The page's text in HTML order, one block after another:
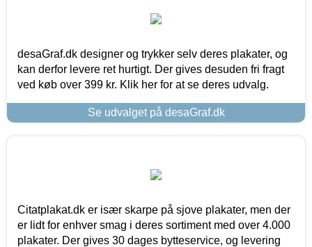
desaGraf.dk designer og trykker selv deres plakater, og
kan derfor levere ret hurtigt. Der gives desuden fri fragt
ved køb over 399 kr. Klik her for at se deres udvalg.
Se udvalget på desaGraf.dk
Citatplakat.dk er især skarpe på sjove plakater, men der
er lidt for enhver smag i deres sortiment med over 4.000
plakater. Der gives 30 dages bytteservice, og levering